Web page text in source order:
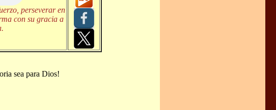
perseverar en
con su gracia a
sea para Dios!